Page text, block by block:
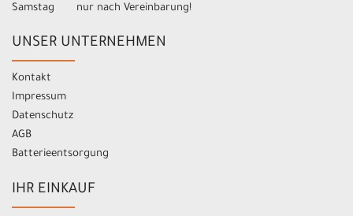
Samstag nur nach Vereinbarung!
UNSER UNTERNEHMEN
Kontakt
Impressum
Datenschutz
AGB
Batterieentsorgung
IHR EINKAUF